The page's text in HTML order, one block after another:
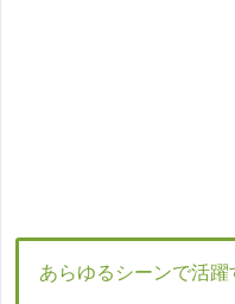
あらゆるシーンで活